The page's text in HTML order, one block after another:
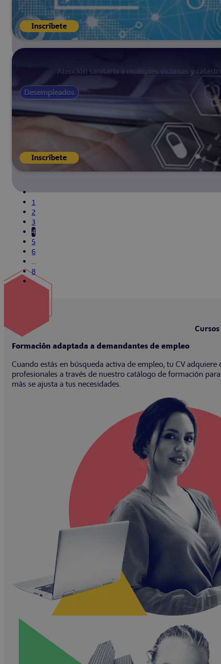
Inscríbete
Atención sanitaria a múltiples víctimas y
Desempleados
Inscríbete
1
2
3
4
5
6
…
8
Formación adaptada a demandantes de empleo
Cuando estás en búsqueda activa de empleo, tu CV
profesionales a través de nuestro catálogo de formación
más se ajusta a tus necesidades.